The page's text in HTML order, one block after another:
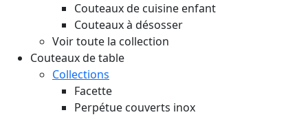
Couteaux de cuisine enfant
Couteaux à désosser
Voir toute la collection
Couteaux de table
Collections
Facette
Perpétue couverts inox